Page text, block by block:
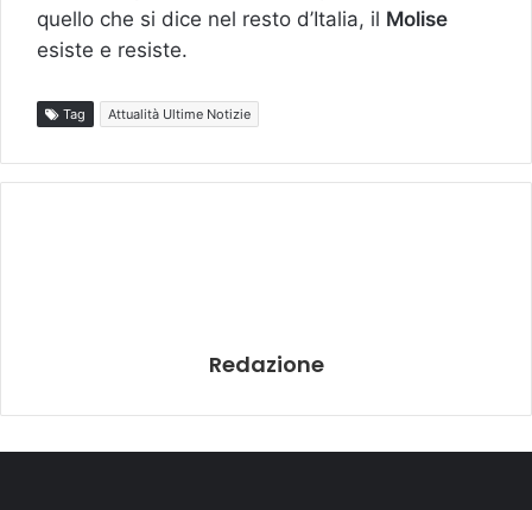
quello che si dice nel resto d’Italia, il Molise
esiste e resiste.
Tag Attualità Ultime Notizie
Redazione